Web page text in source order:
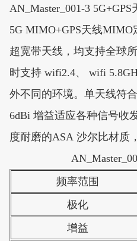
AN_Master_001-3
5G MIMO+GPS天线
超宽带天线，均支持全球
时支持 wifi2.4、 wifi
外不同的环境。单天线符
6dBi 增益适应各种信号收
度耐磨的ASA 沙尔比材质
频率范围
极化
增益